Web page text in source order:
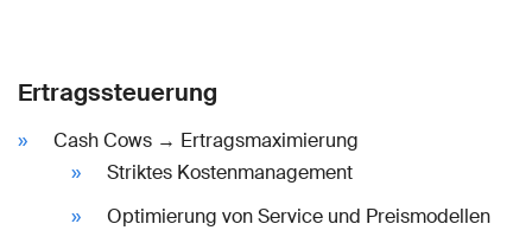
Ertragssteuerung
Cash Cows → Ertragsmaximierung
Striktes Kostenmanagement
Optimierung von Service und Preismodellen